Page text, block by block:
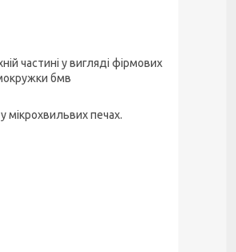
частині у вигляді фірмових
бмв
мікрохвильвих печах.